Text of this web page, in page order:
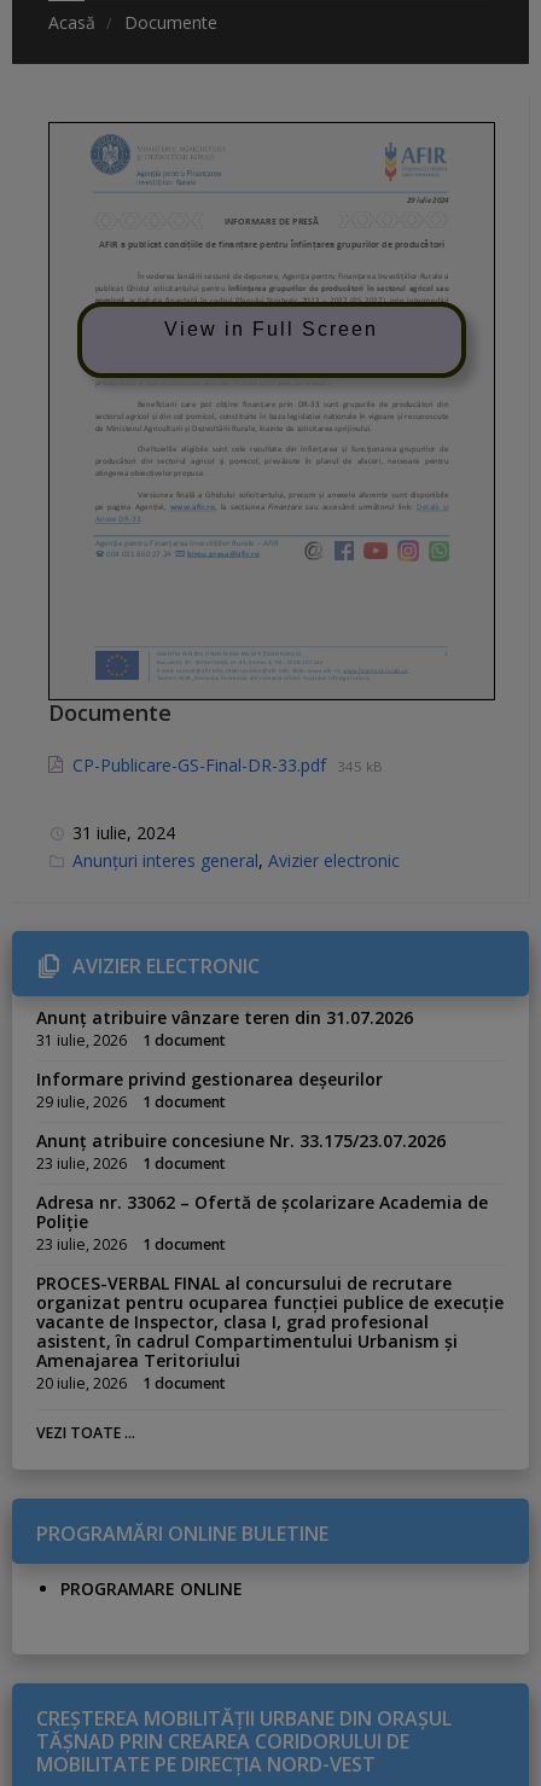
Acasă Documente
View in Full Screen
Documente
CP-Publicare-GS-Final-DR-33.pdf 345 kB
31 iulie, 2024
C
r
i
e
s
Anunțuri interes general, Avizier electronic
AVIZIER ELECTRONIC
Anunț atribuire vânzare teren din 31.07.2026
31 iulie, 2026 1 document
Informare privind gestionarea deșeurilor
29 iulie, 2026 1 document
Anunț atribuire concesiune Nr. 33.175/23.07.2026
23 iulie, 2026 1 document
Adresa nr. 33062 – Ofertă de școlarizare Academia de
Poliție
23 iulie, 2026 1 document
PROCES-VERBAL FINAL al concursului de recrutare
organizat pentru ocuparea funcției publice de execuție
vacante de Inspector, clasa I, grad profesional
asistent, în cadrul Compartimentului Urbanism și
Amenajarea Teritoriului
20 iulie, 2026 1 document
VEZI TOATE ...
PROGRAMĂRI ONLINE BULETINE
PROGRAMARE ONLINE
CREŞTEREA MOBILITĂŢII URBANE DIN ORAŞUL
TĂŞNAD PRIN CREAREA CORIDORULUI DE
MOBILITATE PE DIRECŢIA NORD-VEST